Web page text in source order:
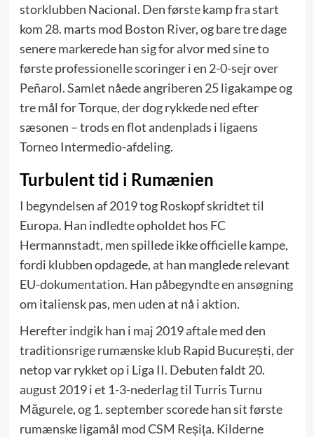
storklubben Nacional. Den første kamp fra start
kom 28. marts mod Boston River, og bare tre dage
senere markerede han sig for alvor med sine to
første professionelle scoringer i en 2-0-sejr over
Peñarol. Samlet nåede angriberen 25 ligakampe og
tre mål for Torque, der dog rykkede ned efter
sæsonen – trods en flot andenplads i ligaens
Torneo Intermedio-afdeling.
Turbulent tid i Rumænien
I begyndelsen af 2019 tog Roskopf skridtet til
Europa. Han indledte opholdet hos FC
Hermannstadt, men spillede ikke officielle kampe,
fordi klubben opdagede, at han manglede relevant
EU-dokumentation. Han påbegyndte en ansøgning
om italiensk pas, men uden at nå i aktion.
Herefter indgik han i maj 2019 aftale med den
traditionsrige rumænske klub Rapid București, der
netop var rykket op i Liga II. Debuten faldt 20.
august 2019 i et 1-3-nederlag til Turris Turnu
Măgurele, og 1. september scorede han sit første
rumænske ligamål mod CSM Reșița. Kilderne